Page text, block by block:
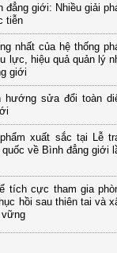
đẳng giới: Nhiều giải
tiễn
nhất của hệ thống
lực, hiệu quả quản lý
giới
hướng sửa đổi toàn
xuất sắc tại Lễ
về Bình đẳng giới
tích cực tham gia
hồi sau thiên tai và
vững